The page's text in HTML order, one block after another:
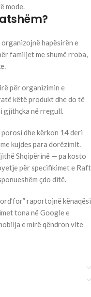
mode.
hapësirën e
familjet me shumë rroba,
për organizimin e
këtë produkt dhe do të
gjithçka në rregull.
dhe kërkon 14 deri
kujdes para dorëzimit.
Shqipërinë — pa kosto
për specifikimet e Raft
çdo ditë.
raportojnë kënaqësi
tona në Google e
e mirë qëndron vite